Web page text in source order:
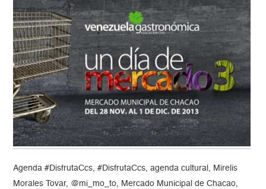
Agenda #DisfrutaCcs, #DisfrutaCcs, agenda cultural, Mirelis
Morales Tovar, @mi_mo_to, Mercado Municipal de Chacao,